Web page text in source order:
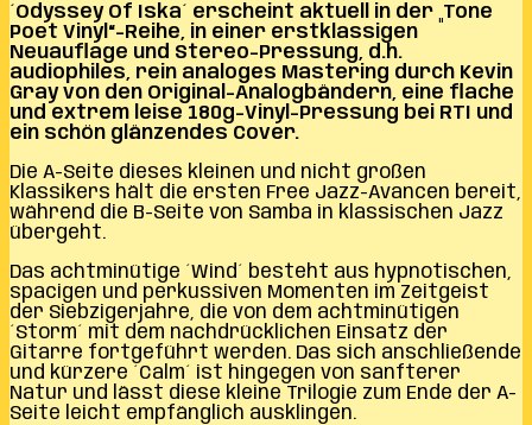
´Odyssey Of Iska´ erscheint aktuell in der „Tone
Poet Vinyl“-Reihe, in einer erstklassigen
Neuauflage und Stereo-Pressung, d.h.
audiophiles, rein analoges Mastering durch Kevin
Gray von den Original-Analogbändern, eine flache
und extrem leise 180g-Vinyl-Pressung bei RTI und
ein schön glänzendes Cover.
Die A-Seite dieses kleinen und nicht großen
Klassikers hält die ersten Free Jazz-Avancen bereit,
während die B-Seite von Samba in klassischen Jazz
übergeht.
Das achtminütige ´Wind´ besteht aus hypnotischen,
spacigen und perkussiven Momenten im Zeitgeist
der Siebzigerjahre, die von dem achtminütigen
´Storm´ mit dem nachdrücklichen Einsatz der
Gitarre fortgeführt werden. Das sich anschließende
und kürzere ´Calm´ ist hingegen von sanfterer
Natur und lässt diese kleine Trilogie zum Ende der A-
Seite leicht empfänglich ausklingen.